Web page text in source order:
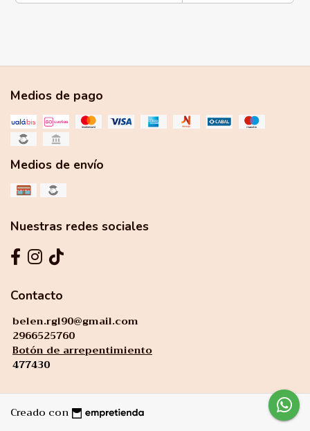
Medios de pago
Medios de envío
Nuestras redes sociales
Contacto
belen.rgl90@gmail.com
2966525760
Botón de arrepentimiento
477430
Creado con